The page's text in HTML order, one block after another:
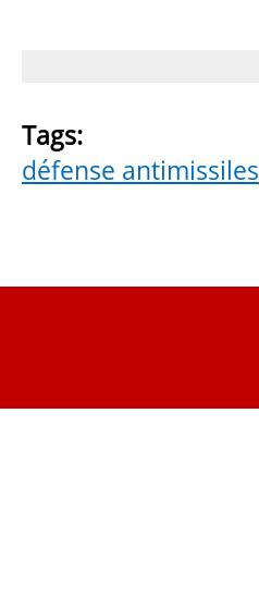
Tags:
défense antimissiles